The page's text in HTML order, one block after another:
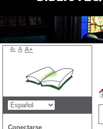
A- A A+
Conectarse